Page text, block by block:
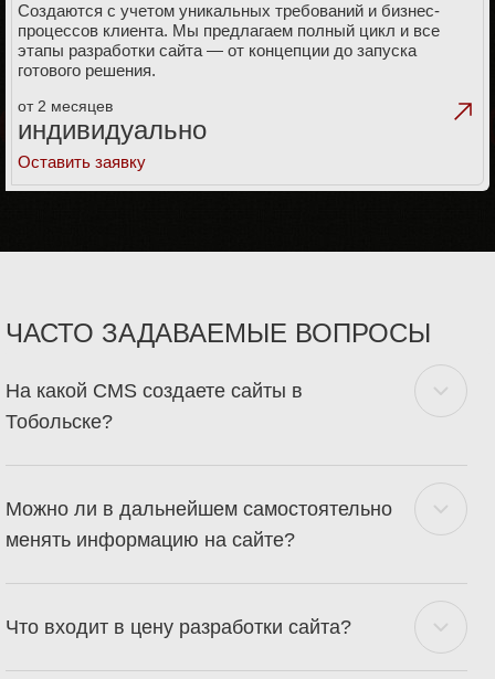
Создаются с учетом уникальных требований и бизнес-
процессов клиента. Мы предлагаем полный цикл и все
этапы разработки сайта — от концепции до запуска
готового решения.
от 2 месяцев
индивидуально
Оставить заявку
ЧАСТО ЗАДАВАЕМЫЕ ВОПРОСЫ
На какой CMS создаете сайты в
Тобольске?
Можно ли в дальнейшем самостоятельно
менять информацию на сайте?
Что входит в цену разработки сайта?